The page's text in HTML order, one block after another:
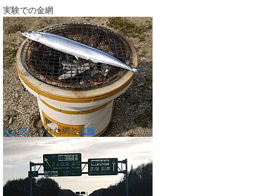
実験での金網
サンマを載せた網と七輪